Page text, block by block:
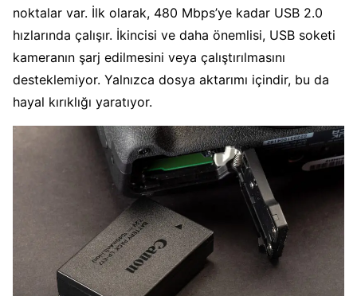
noktalar var. İlk olarak, 480 Mbps’ye kadar USB 2.0
hızlarında çalışır. İkincisi ve daha önemlisi, USB soketi
kameranın şarj edilmesini veya çalıştırılmasını
desteklemiyor. Yalnızca dosya aktarımı içindir, bu da
hayal kırıklığı yaratıyor.